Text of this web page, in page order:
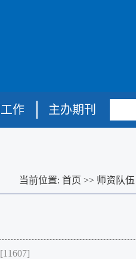
作 主办期刊
当前位置: 首页 >> 师资队伍
11607]